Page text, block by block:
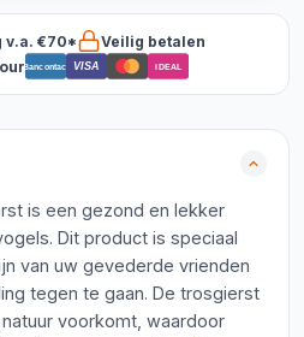
v.a. €70*
Veilig betalen
Bancontact VISA iDEAL
is een gezond en lekker
Dit product is speciaal
van uw gevederde vrienden
tegen te gaan. De trosgierst
voorkomt, waardoor